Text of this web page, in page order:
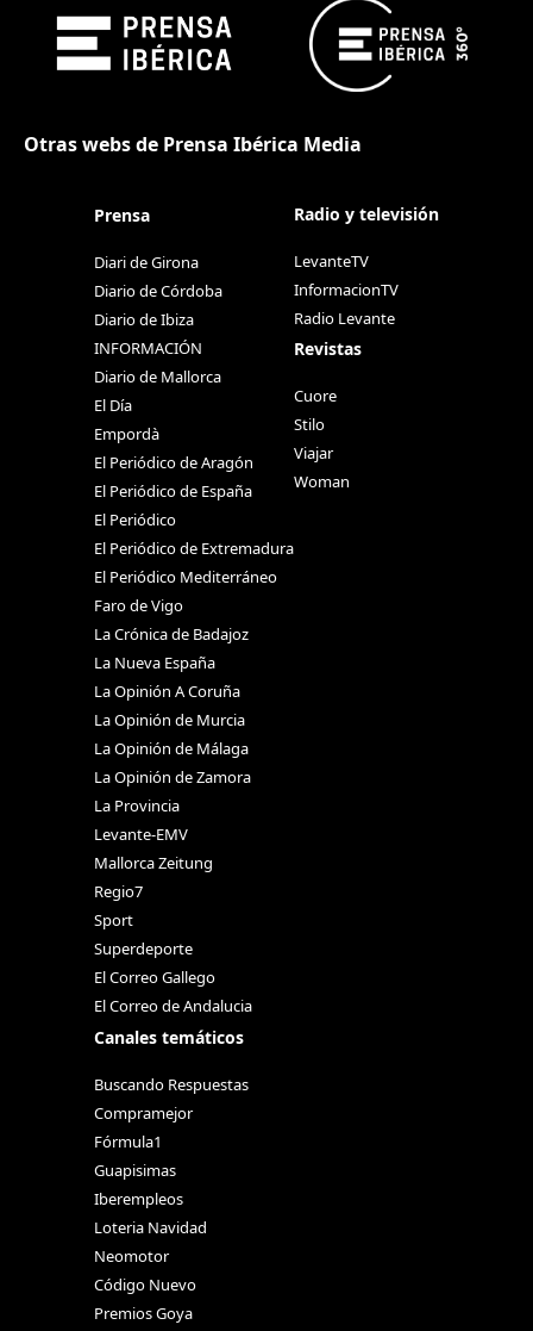
Otras webs de Prensa Ibérica Media
Prensa
Diari de Girona
Diario de Córdoba
Diario de Ibiza
INFORMACIÓN
Diario de Mallorca
El Día
Empordà
El Periódico de Aragón
El Periódico de España
El Periódico
El Periódico de Extremadura
El Periódico Mediterráneo
Faro de Vigo
La Crónica de Badajoz
La Nueva España
La Opinión A Coruña
La Opinión de Murcia
La Opinión de Málaga
La Opinión de Zamora
La Provincia
Levante-EMV
Mallorca Zeitung
Regio7
Sport
Superdeporte
El Correo Gallego
El Correo de Andalucia
Canales temáticos
Buscando Respuestas
Compramejor
Fórmula1
Guapisimas
Iberempleos
Loteria Navidad
Neomotor
Código Nuevo
Premios Goya
Radio y televisión
LevanteTV
InformacionTV
Radio Levante
Revistas
Cuore
Stilo
Viajar
Woman